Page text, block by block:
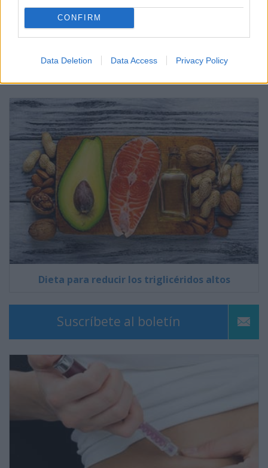
CONFIRM
Data Deletion Data Access Privacy Policy
Autor:Dr. Carlos Muñoz Retana
​Actualizado: 5 de Febrero, 2019
Dieta para reducir los triglicéridos altos
Suscríbete al boletín